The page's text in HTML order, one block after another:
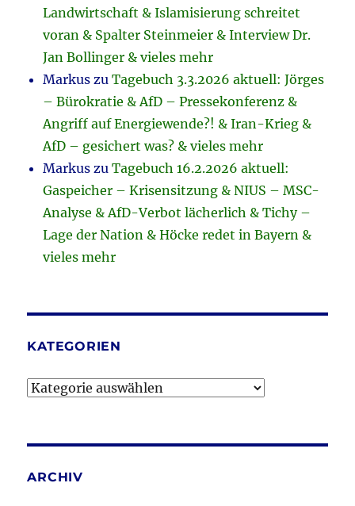
Landwirtschaft & Islamisierung schreitet
voran & Spalter Steinmeier & Interview Dr.
Jan Bollinger & vieles mehr
Markus zuTagebuch 3.3.2026 aktuell: Jörges
– Bürokratie & AfD – Pressekonferenz &
Angriff auf Energiewende?! & Iran-Krieg &
AfD – gesichert was? & vieles mehr
Markus zuTagebuch 16.2.2026 aktuell:
Gaspeicher – Krisensitzung & NIUS – MSC-
Analyse & AfD-Verbot lächerlich & Tichy –
Lage der Nation & Höcke redet in Bayern &
vieles mehr
KATEGORIEN
Kategorien
ARCHIV